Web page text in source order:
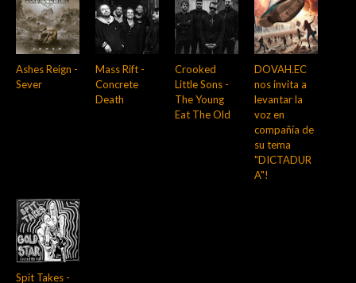
Ashes Reign -
Sever
Mass Rift -
Concrete
Death
Crooked
Little Sons -
The Young
Eat The Old
DOVAH.EC
nos invita a
levantar la
voz en
compañía de
su tema
"DICTADUR
A"!
Spit Takes -